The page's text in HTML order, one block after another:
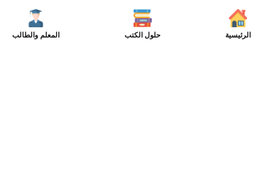
الرئيسية حلول الكتب المعلم والطالب